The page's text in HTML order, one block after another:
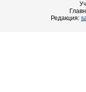
Редакция: